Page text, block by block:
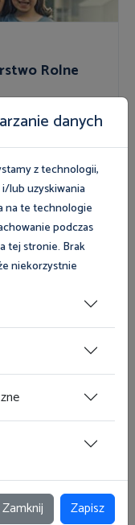
Rolne
i gdzie
danych
z technologii,
lub uzyskiwania
na te technologie
podczas
tej stronie. Brak
niekorzystnie
ją wycofać lub
w przycisk
informacji
Zamknij Zapisz